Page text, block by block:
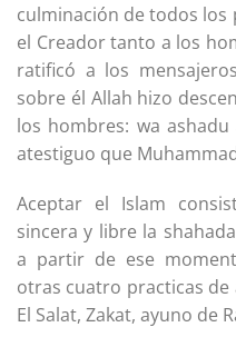
culminación de todos
el Creador tanto a los
ratificó a los
sobre él Allah hizo
los hombres: wa
atestiguo que
Aceptar el Islam
sincera y libre la
a partir de ese
otras cuatro practicas
El Salat, Zakat, ayuno de